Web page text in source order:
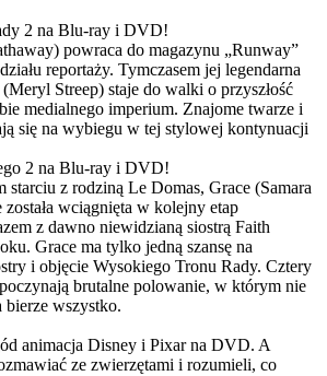
2 na Blu-ray i DVD!
powraca do magazynu „Runway”
reportaży. Tymczasem jej legendarna
Streep) staje do walki o przyszłość
medialnego imperium. Znajome twarze i
się na wybiegu w tej stylowej kontynuacji
2 na Blu-ray i DVD!
starciu z rodziną Le Domas, Grace (Samara
wciągnięta w kolejny etap
z dawno niewidzianą siostrą Faith
Grace ma tylko jedną szansę na
i objęcie Wysokiego Tronu Rady. Cztery
brutalne polowanie, w którym nie
bierze wszystko.
animacja Disney i Pixar na DVD. A
ze zwierzętami i rozumieli, co